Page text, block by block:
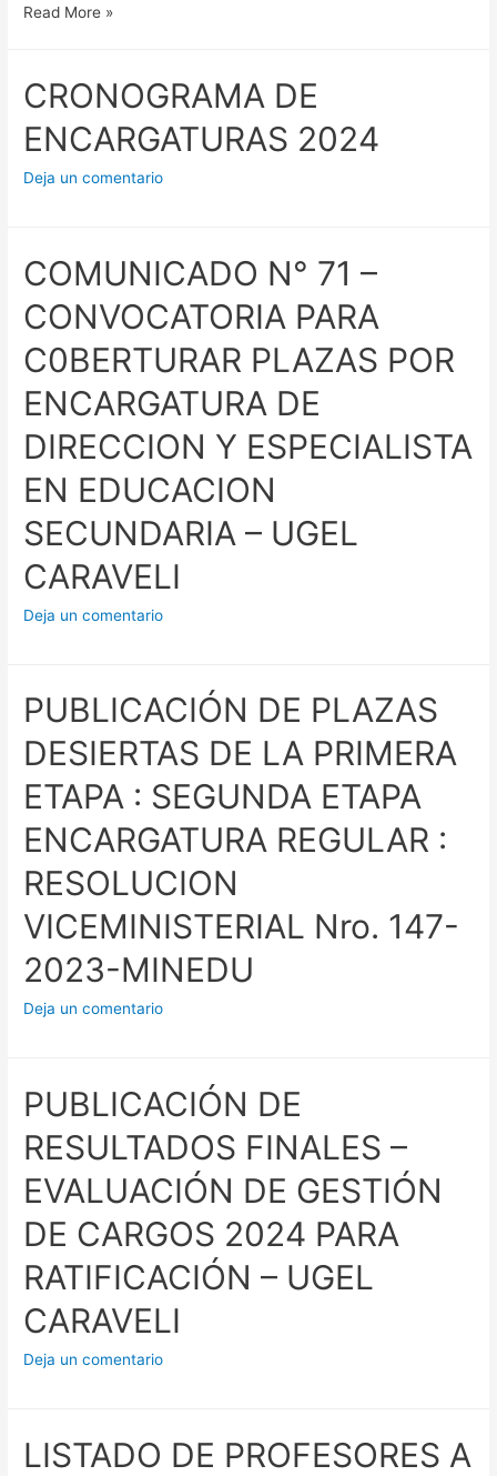
DECRETO
176-
EF
–
Read More »
CRONOGRAMA DE
ENCARGATURAS 2024
Deja un comentario
COMUNICADO N° 71 –
CONVOCATORIA PARA
C0BERTURAR PLAZAS POR
ENCARGATURA DE
DIRECCION Y ESPECIALISTA
EN EDUCACION
SECUNDARIA – UGEL
CARAVELI
Deja un comentario
PUBLICACIÓN DE PLAZAS
DESIERTAS DE LA PRIMERA
ETAPA : SEGUNDA ETAPA
ENCARGATURA REGULAR :
RESOLUCION
VICEMINISTERIAL Nro. 147-
2023-MINEDU
Deja un comentario
PUBLICACIÓN DE
RESULTADOS FINALES –
EVALUACIÓN DE GESTIÓN
DE CARGOS 2024 PARA
RATIFICACIÓN – UGEL
CARAVELI
Deja un comentario
LISTADO DE PROFESORES A